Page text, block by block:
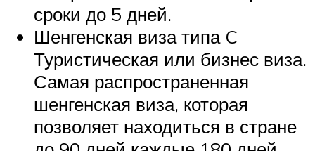
сроки до 5 дней.
Шенгенская виза типа C
Туристическая или бизнес виза.
Самая распространенная
шенгенская виза, которая
позволяет находиться в стране